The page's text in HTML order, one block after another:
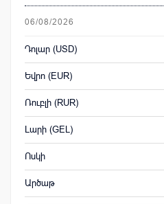
06/08/2026
Դոլար (USD)
Եվրո (EUR)
Ռուբլի (RUR)
Լարի (GEL)
Ոսկի
Արծաթ